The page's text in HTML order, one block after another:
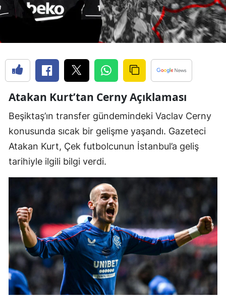
Atakan Kurt’tan Cerny Açıklaması
Beşiktaş’ın transfer gündemindeki Vaclav Cerny
konusunda sıcak bir gelişme yaşandı. Gazeteci
Atakan Kurt, Çek futbolcunun İstanbul’a geliş
tarihiyle ilgili bilgi verdi.